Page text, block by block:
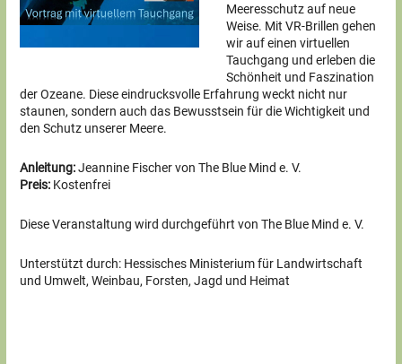
Meeresschutz auf neue
Weise. Mit VR-Brillen gehen
wir auf einen virtuellen
Tauchgang und erleben die
Schönheit und Faszination
der Ozeane. Diese eindrucksvolle Erfahrung weckt nicht nur
staunen, sondern auch das Bewusstsein für die Wichtigkeit und
den Schutz unserer Meere.
Anleitung:Jeannine Fischer von The Blue Mind e. V.
Preis: Kostenfrei
Diese Veranstaltung wird durchgeführt von The Blue Mind e. V.
Unterstützt durch: Hessisches Ministerium für Landwirtschaft
und Umwelt, Weinbau, Forsten, Jagd und Heimat